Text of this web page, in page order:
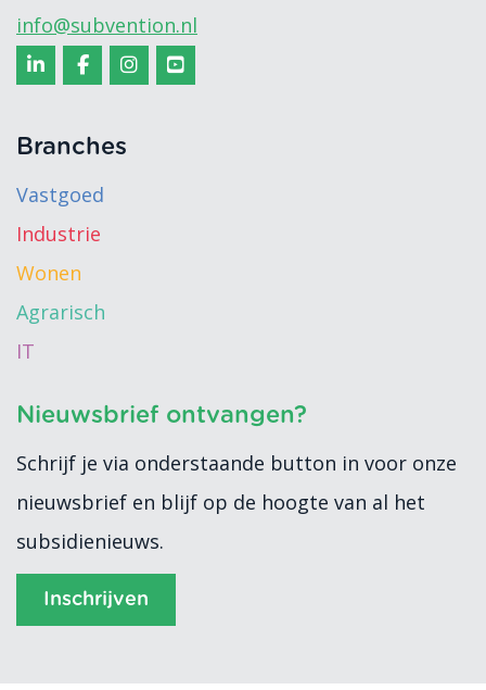
info@subvention.nl
Branches
Vastgoed
Industrie
Wonen
Agrarisch
IT
Nieuwsbrief ontvangen?
Schrijf je via onderstaande button in voor onze
nieuwsbrief en blijf op de hoogte van al het
subsidienieuws.
Inschrijven